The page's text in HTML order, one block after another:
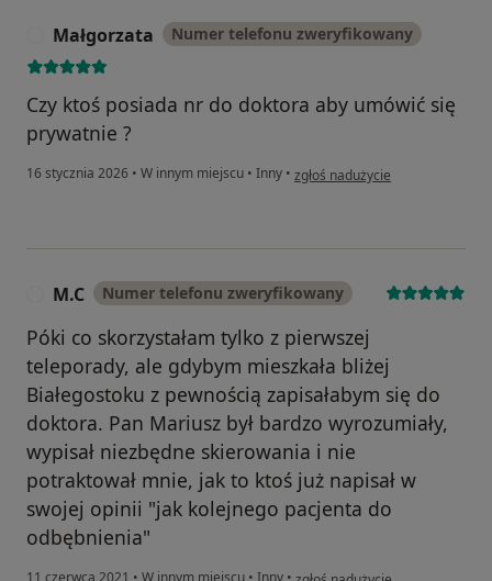
Małgorzata Numer telefonu zweryfikowany
Czy ktoś posiada nr do doktora aby umówić się
prywatnie ?
16 stycznia 2026 • W innym miejscu • Inny • w opinii użytkownika Małgorzata
zgłoś nadużycie
M.C Numer telefonu zweryfikowany
Póki co skorzystałam tylko z pierwszej
teleporady, ale gdybym mieszkała bliżej
Białegostoku z pewnością zapisałabym się do
doktora. Pan Mariusz był bardzo wyrozumiały,
wypisał niezbędne skierowania i nie
potraktował mnie, jak to ktoś już napisał w
swojej opinii "jak kolejnego pacjenta do
odbębnienia"
11 czerwca 2021 • W innym miejscu • Inny • w opinii użytkownika M.C